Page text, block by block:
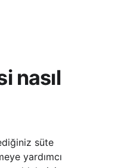
nasıl
süte
yardımcı